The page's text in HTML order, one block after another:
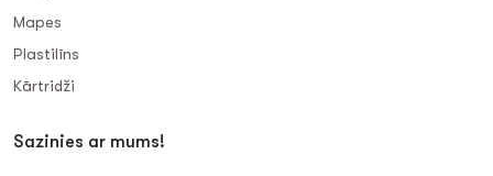
Mapes
Plastilīns
Kārtridži
Sazinies ar mums!